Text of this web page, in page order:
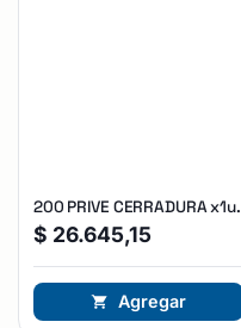
200 PRIVE CERRADURA x1u.
$ 26.645,15
Agregar